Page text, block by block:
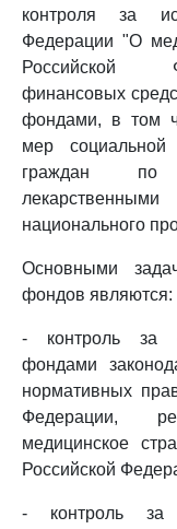
контроля за
Федерации "О
Российской
финансовых
фондами, в том
мер социальной
граждан по
национального
Основными
фондов являются:
- контроль за
фондами
нормативных
Федерации,
медицинское
Российской
- контроль за